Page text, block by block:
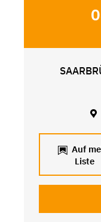
Auf
Liste